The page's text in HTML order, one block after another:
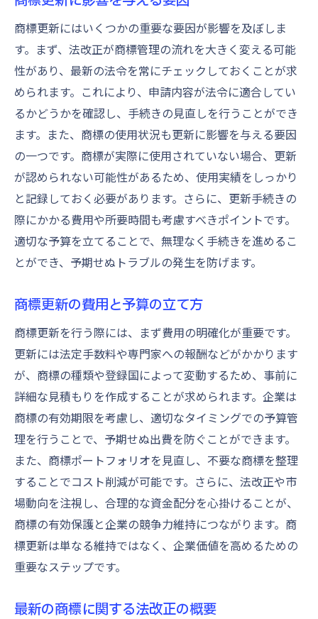
期限管理を徹底するためのツール活用
商標権保持のためのプロアクティブな管理
更新期限を逃さないためのチェックリスト
スケジュール管理で商標権を守る
商標更新のリマインダーメカニズム構築
商標更新にはいくつかの重要な要因が影響を及ぼしま
す。まず、法改正が商標管理の流れを大きく変える可能
性があり、最新の法令を常にチェックしておくことが求
められます。これにより、申請内容が法令に適合してい
るかどうかを確認し、手続きの見直しを行うことができ
ます。また、商標の使用状況も更新に影響を与える要因
の一つです。商標が実際に使用されていない場合、更新
が認められない可能性があるため、使用実績をしっかり
と記録しておく必要があります。さらに、更新手続きの
際にかかる費用や所要時間も考慮すべきポイントです。
適切な予算を立てることで、無理なく手続きを進めるこ
とができ、予期せぬトラブルの発生を防げます。
商標更新の費用と予算の立て方
商標更新を行う際には、まず費用の明確化が重要です。
更新には法定手数料や専門家への報酬などがかかります
が、商標の種類や登録国によって変動するため、事前に
詳細な見積もりを作成することが求められます。企業は
商標の有効期限を考慮し、適切なタイミングでの予算管
理を行うことで、予期せぬ出費を防ぐことができます。
また、商標ポートフォリオを見直し、不要な商標を整理
することでコスト削減が可能です。さらに、法改正や市
場動向を注視し、合理的な資金配分を心掛けることが、
商標の有効保護と企業の競争力維持につながります。商
標更新は単なる維持ではなく、企業価値を高めるための
重要なステップです。
最新の商標に関する法改正の概要